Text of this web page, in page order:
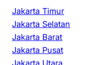
Jakarta Timur
Jakarta Selatan
Jakarta Barat
Jakarta Pusat